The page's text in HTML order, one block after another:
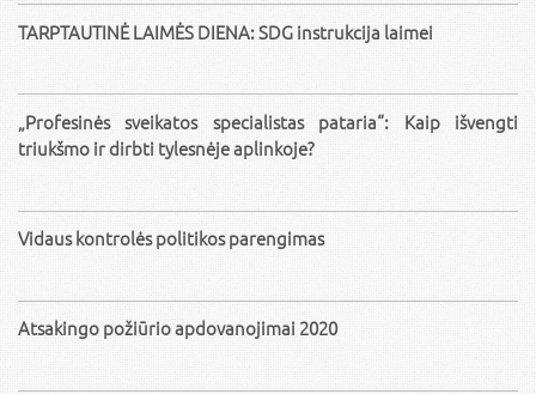
TARPTAUTINĖ LAIMĖS DIENA: SDG instrukcija laimei
„Profesinės sveikatos specialistas pataria“: Kaip išvengti
triukšmo ir dirbti tylesnėje aplinkoje?
Vidaus kontrolės politikos parengimas
Atsakingo požiūrio apdovanojimai 2020